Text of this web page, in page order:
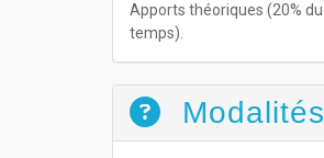
Apports théoriques (20%
temps).